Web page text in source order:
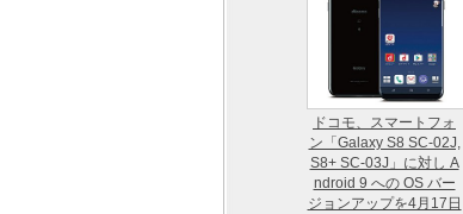
ドコモ、スマートフォ
ン「Galaxy S8 SC-02J,
S8+ SC-03J」に対し A
ndroid 9 への OS バー
ジョンアップを4月17日